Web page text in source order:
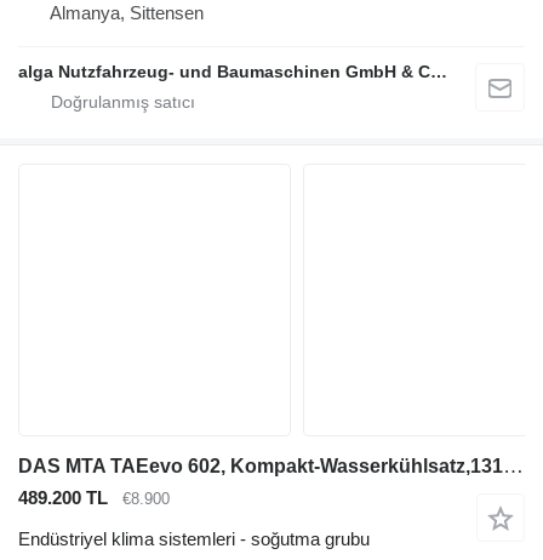
Almanya, Sittensen
alga Nutzfahrzeug- und Baumaschinen GmbH & Co. KG
DAS MTA TAEevo 602, Kompakt-Wasserkühlsatz,131KW
489.200 TL €8.900
Endüstriyel klima sistemleri - soğutma grubu